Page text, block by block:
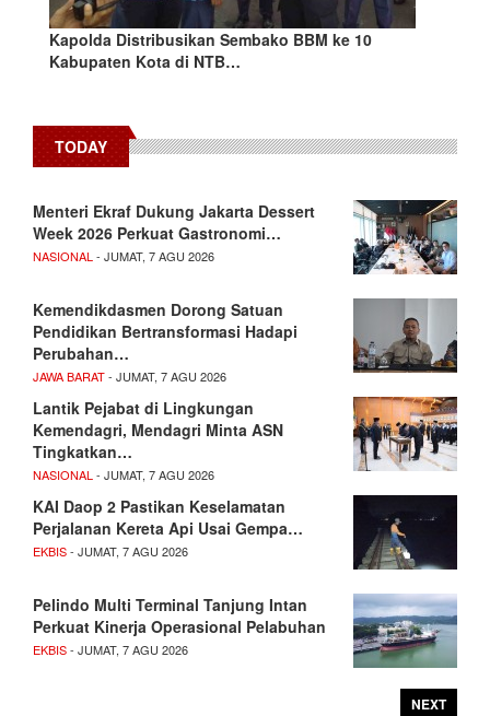
Kapolda Distribusikan Sembako BBM ke 10
Kabupaten Kota di NTB…
TODAY
Menteri Ekraf Dukung Jakarta Dessert
Week 2026 Perkuat Gastronomi…
NASIONAL- JUMAT, 7 AGU 2026
Kemendikdasmen Dorong Satuan
Pendidikan Bertransformasi Hadapi
Perubahan…
JAWA BARAT- JUMAT, 7 AGU 2026
Lantik Pejabat di Lingkungan
Kemendagri, Mendagri Minta ASN
Tingkatkan…
NASIONAL- JUMAT, 7 AGU 2026
KAI Daop 2 Pastikan Keselamatan
Perjalanan Kereta Api Usai Gempa…
EKBIS- JUMAT, 7 AGU 2026
Pelindo Multi Terminal Tanjung Intan
Perkuat Kinerja Operasional Pelabuhan
EKBIS- JUMAT, 7 AGU 2026
NEXT